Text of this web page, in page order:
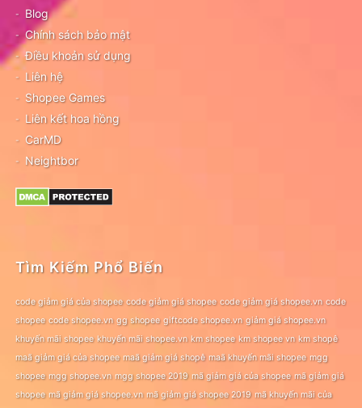
Blog
Chính sách bảo mật
Điều khoản sử dụng
Liên hệ
Shopee Games
Liên kết hoa hồng
CarMD
Neightbor
Tìm Kiếm Phổ Biến
code giảm giá của shopee code giảm giá shopee code giảm giá shopee.vn code
shopee code shopee.vn gg shopee giftcode shopee.vn giảm giá shopee.vn
khuyến mãi shopee khuyến mãi shopee.vn km shopee km shopee vn km shopê
maã giảm giá của shopee maã giảm giá shopê maã khuyến mãi shopee mgg
shopee mgg shopee.vn mgg shopee 2019 mã giảm giá của shopee mã giảm giá
shopee mã giảm giá shopee.vn mã giảm giá shopee 2019 mã khuyến mãi của